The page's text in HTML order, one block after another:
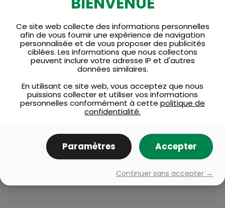
Collecte – Récupération 2026
25 août @ 7 h 00 min-17 h 00 min
Ce site web collecte des informations personnelles
afin de vous fournir une expérience de navigation
personnalisée et de vous proposer des publicités
ciblées. Les informations que nous collectons
peuvent inclure votre adresse IP et d'autres
données similaires.
En utilisant ce site web, vous acceptez que nous
puissions collecter et utiliser vos informations
personnelles conformément à cette politique de
confidentialité.
Paramètres Accepter
Continuer sans accepter →